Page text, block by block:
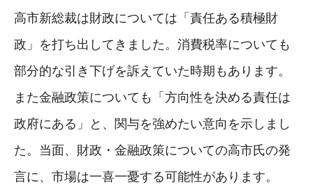
高市新総裁は財政については「責任ある積極財
政」を打ち出してきました。消費税率についても
部分的な引き下げを訴えていた時期もあります。
また金融政策についても「方向性を決める責任は
政府にある」と、関与を強めたい意向を示しまし
た。当面、財政・金融政策についての高市氏の発
言に、市場は一喜一憂する可能性があります。